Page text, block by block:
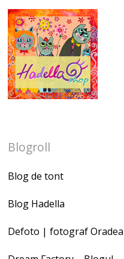
Blogroll
Blog de tont
Blog Hadella
Defoto | fotograf Oradea